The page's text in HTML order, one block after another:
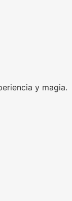
y magia.